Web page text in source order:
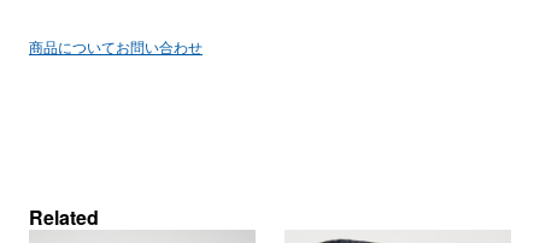
商品についてお問い合わせ
Related